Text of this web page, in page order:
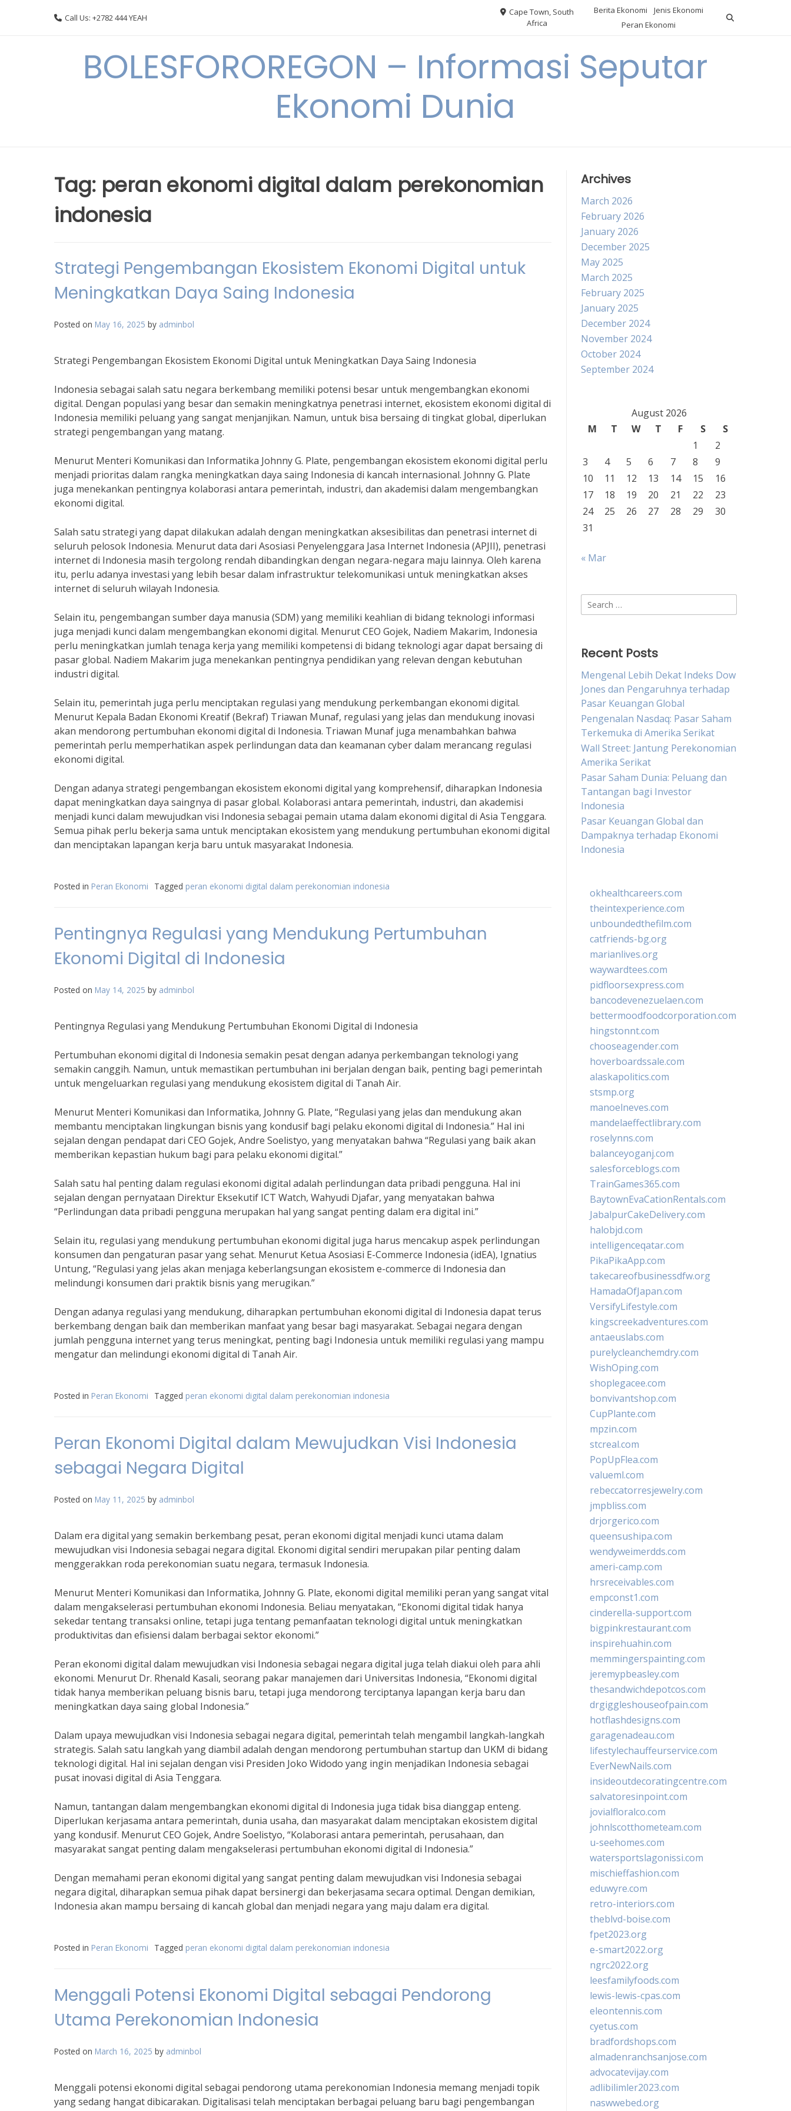
Call Us: +2782 444 YEAH
Cape Town, South
Africa
Berita Ekonomi
Jenis Ekonomi
Peran Ekonomi
BOLESFOROREGON – Informasi Seputar
Ekonomi Dunia
Tag: peran ekonomi digital dalam perekonomian
indonesia
Strategi Pengembangan Ekosistem Ekonomi Digital untuk
Meningkatkan Daya Saing Indonesia
Posted on May 16, 2025 by adminbol
Strategi Pengembangan Ekosistem Ekonomi Digital untuk Meningkatkan Daya Saing Indonesia
Indonesia sebagai salah satu negara berkembang memiliki potensi besar untuk mengembangkan ekonomi
digital. Dengan populasi yang besar dan semakin meningkatnya penetrasi internet, ekosistem ekonomi digital di
Indonesia memiliki peluang yang sangat menjanjikan. Namun, untuk bisa bersaing di tingkat global, diperlukan
strategi pengembangan yang matang.
Menurut Menteri Komunikasi dan Informatika Johnny G. Plate, pengembangan ekosistem ekonomi digital perlu
menjadi prioritas dalam rangka meningkatkan daya saing Indonesia di kancah internasional. Johnny G. Plate
juga menekankan pentingnya kolaborasi antara pemerintah, industri, dan akademisi dalam mengembangkan
ekonomi digital.
Salah satu strategi yang dapat dilakukan adalah dengan meningkatkan aksesibilitas dan penetrasi internet di
seluruh pelosok Indonesia. Menurut data dari Asosiasi Penyelenggara Jasa Internet Indonesia (APJII), penetrasi
internet di Indonesia masih tergolong rendah dibandingkan dengan negara-negara maju lainnya. Oleh karena
itu, perlu adanya investasi yang lebih besar dalam infrastruktur telekomunikasi untuk meningkatkan akses
internet di seluruh wilayah Indonesia.
Selain itu, pengembangan sumber daya manusia (SDM) yang memiliki keahlian di bidang teknologi informasi
juga menjadi kunci dalam mengembangkan ekonomi digital. Menurut CEO Gojek, Nadiem Makarim, Indonesia
perlu meningkatkan jumlah tenaga kerja yang memiliki kompetensi di bidang teknologi agar dapat bersaing di
pasar global. Nadiem Makarim juga menekankan pentingnya pendidikan yang relevan dengan kebutuhan
industri digital.
Selain itu, pemerintah juga perlu menciptakan regulasi yang mendukung perkembangan ekonomi digital.
Menurut Kepala Badan Ekonomi Kreatif (Bekraf) Triawan Munaf, regulasi yang jelas dan mendukung inovasi
akan mendorong pertumbuhan ekonomi digital di Indonesia. Triawan Munaf juga menambahkan bahwa
pemerintah perlu memperhatikan aspek perlindungan data dan keamanan cyber dalam merancang regulasi
ekonomi digital.
Dengan adanya strategi pengembangan ekosistem ekonomi digital yang komprehensif, diharapkan Indonesia
dapat meningkatkan daya saingnya di pasar global. Kolaborasi antara pemerintah, industri, dan akademisi
menjadi kunci dalam mewujudkan visi Indonesia sebagai pemain utama dalam ekonomi digital di Asia Tenggara.
Semua pihak perlu bekerja sama untuk menciptakan ekosistem yang mendukung pertumbuhan ekonomi digital
dan menciptakan lapangan kerja baru untuk masyarakat Indonesia.
Posted in Peran Ekonomi Tagged peran ekonomi digital dalam perekonomian indonesia
Pentingnya Regulasi yang Mendukung Pertumbuhan
Ekonomi Digital di Indonesia
Posted on May 14, 2025 by adminbol
Pentingnya Regulasi yang Mendukung Pertumbuhan Ekonomi Digital di Indonesia
Pertumbuhan ekonomi digital di Indonesia semakin pesat dengan adanya perkembangan teknologi yang
semakin canggih. Namun, untuk memastikan pertumbuhan ini berjalan dengan baik, penting bagi pemerintah
untuk mengeluarkan regulasi yang mendukung ekosistem digital di Tanah Air.
Menurut Menteri Komunikasi dan Informatika, Johnny G. Plate, “Regulasi yang jelas dan mendukung akan
membantu menciptakan lingkungan bisnis yang kondusif bagi pelaku ekonomi digital di Indonesia.” Hal ini
sejalan dengan pendapat dari CEO Gojek, Andre Soelistyo, yang menyatakan bahwa “Regulasi yang baik akan
memberikan kepastian hukum bagi para pelaku ekonomi digital.”
Salah satu hal penting dalam regulasi ekonomi digital adalah perlindungan data pribadi pengguna. Hal ini
sejalan dengan pernyataan Direktur Eksekutif ICT Watch, Wahyudi Djafar, yang menyatakan bahwa
“Perlindungan data pribadi pengguna merupakan hal yang sangat penting dalam era digital ini.”
Selain itu, regulasi yang mendukung pertumbuhan ekonomi digital juga harus mencakup aspek perlindungan
konsumen dan pengaturan pasar yang sehat. Menurut Ketua Asosiasi E-Commerce Indonesia (idEA), Ignatius
Untung, “Regulasi yang jelas akan menjaga keberlangsungan ekosistem e-commerce di Indonesia dan
melindungi konsumen dari praktik bisnis yang merugikan.”
Dengan adanya regulasi yang mendukung, diharapkan pertumbuhan ekonomi digital di Indonesia dapat terus
berkembang dengan baik dan memberikan manfaat yang besar bagi masyarakat. Sebagai negara dengan
jumlah pengguna internet yang terus meningkat, penting bagi Indonesia untuk memiliki regulasi yang mampu
mengatur dan melindungi ekonomi digital di Tanah Air.
Posted in Peran Ekonomi Tagged peran ekonomi digital dalam perekonomian indonesia
Peran Ekonomi Digital dalam Mewujudkan Visi Indonesia
sebagai Negara Digital
Posted on May 11, 2025 by adminbol
Dalam era digital yang semakin berkembang pesat, peran ekonomi digital menjadi kunci utama dalam
mewujudkan visi Indonesia sebagai negara digital. Ekonomi digital sendiri merupakan pilar penting dalam
menggerakkan roda perekonomian suatu negara, termasuk Indonesia.
Menurut Menteri Komunikasi dan Informatika, Johnny G. Plate, ekonomi digital memiliki peran yang sangat vital
dalam mengakselerasi pertumbuhan ekonomi Indonesia. Beliau menyatakan, “Ekonomi digital tidak hanya
sekedar tentang transaksi online, tetapi juga tentang pemanfaatan teknologi digital untuk meningkatkan
produktivitas dan efisiensi dalam berbagai sektor ekonomi.”
Peran ekonomi digital dalam mewujudkan visi Indonesia sebagai negara digital juga telah diakui oleh para ahli
ekonomi. Menurut Dr. Rhenald Kasali, seorang pakar manajemen dari Universitas Indonesia, “Ekonomi digital
tidak hanya memberikan peluang bisnis baru, tetapi juga mendorong terciptanya lapangan kerja baru dan
meningkatkan daya saing global Indonesia.”
Dalam upaya mewujudkan visi Indonesia sebagai negara digital, pemerintah telah mengambil langkah-langkah
strategis. Salah satu langkah yang diambil adalah dengan mendorong pertumbuhan startup dan UKM di bidang
teknologi digital. Hal ini sejalan dengan visi Presiden Joko Widodo yang ingin menjadikan Indonesia sebagai
pusat inovasi digital di Asia Tenggara.
Namun, tantangan dalam mengembangkan ekonomi digital di Indonesia juga tidak bisa dianggap enteng.
Diperlukan kerjasama antara pemerintah, dunia usaha, dan masyarakat dalam menciptakan ekosistem digital
yang kondusif. Menurut CEO Gojek, Andre Soelistyo, “Kolaborasi antara pemerintah, perusahaan, dan
masyarakat sangat penting dalam mengakselerasi pertumbuhan ekonomi digital di Indonesia.”
Dengan memahami peran ekonomi digital yang sangat penting dalam mewujudkan visi Indonesia sebagai
negara digital, diharapkan semua pihak dapat bersinergi dan bekerjasama secara optimal. Dengan demikian,
Indonesia akan mampu bersaing di kancah global dan menjadi negara yang maju dalam era digital.
Posted in Peran Ekonomi Tagged peran ekonomi digital dalam perekonomian indonesia
Menggali Potensi Ekonomi Digital sebagai Pendorong
Utama Perekonomian Indonesia
Posted on March 16, 2025 by adminbol
Menggali potensi ekonomi digital sebagai pendorong utama perekonomian Indonesia memang menjadi topik
yang sedang hangat dibicarakan. Digitalisasi telah menciptakan berbagai peluang baru bagi pengembangan
Archives
March 2026
February 2026
January 2026
December 2025
May 2025
March 2025
February 2025
January 2025
December 2024
November 2024
October 2024
September 2024
August 2026
M
T W T F S
S
1
2
3
4 5 6 7 8
9
10
11 12 13 14 15
16
17
18 19 20 21 22
23
24
25 26 27 28 29
30
31
« Mar
Search
for:
Recent Posts
Mengenal Lebih Dekat Indeks Dow
Jones dan Pengaruhnya terhadap
Pasar Keuangan Global
Pengenalan Nasdaq: Pasar Saham
Terkemuka di Amerika Serikat
Wall Street: Jantung Perekonomian
Amerika Serikat
Pasar Saham Dunia: Peluang dan
Tantangan bagi Investor
Indonesia
Pasar Keuangan Global dan
Dampaknya terhadap Ekonomi
Indonesia
okhealthcareers.com
theintexperience.com
unboundedthefilm.com
catfriends-bg.org
marianlives.org
waywardtees.com
pidfloorsexpress.com
bancodevenezuelaen.com
bettermoodfoodcorporation.com
hingstonnt.com
chooseagender.com
hoverboardssale.com
alaskapolitics.com
stsmp.org
manoelneves.com
mandelaeffectlibrary.com
roselynns.com
balanceyoganj.com
salesforceblogs.com
TrainGames365.com
BaytownEvaCationRentals.com
JabalpurCakeDelivery.com
halobjd.com
intelligenceqatar.com
PikaPikaApp.com
takecareofbusinessdfw.org
HamadaOfJapan.com
VersifyLifestyle.com
kingscreekadventures.com
antaeuslabs.com
purelycleanchemdry.com
WishOping.com
shoplegacee.com
bonvivantshop.com
CupPlante.com
mpzin.com
stcreal.com
PopUpFlea.com
valueml.com
rebeccatorresjewelry.com
jmpbliss.com
drjorgerico.com
queensushipa.com
wendyweimerdds.com
ameri-camp.com
hrsreceivables.com
empconst1.com
cinderella-support.com
bigpinkrestaurant.com
inspirehuahin.com
memmingerspainting.com
jeremypbeasley.com
thesandwichdepotcos.com
drgiggleshouseofpain.com
hotflashdesigns.com
garagenadeau.com
lifestylechauffeurservice.com
EverNewNails.com
insideoutdecoratingcentre.com
salvatoresinpoint.com
jovialfloralco.com
johnlscotthometeam.com
u-seehomes.com
watersportslagonissi.com
mischieffashion.com
eduwyre.com
retro-interiors.com
theblvd-boise.com
fpet2023.org
e-smart2022.org
ngrc2022.org
leesfamilyfoods.com
lewis-lewis-cpas.com
eleontennis.com
cyetus.com
bradfordshops.com
almadenranchsanjose.com
advocatevijay.com
adlibilimler2023.com
naswwebed.org